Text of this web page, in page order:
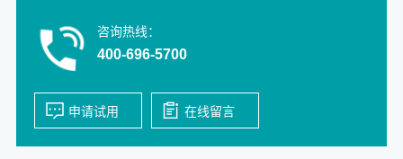
咨询热线：
400-696-5700